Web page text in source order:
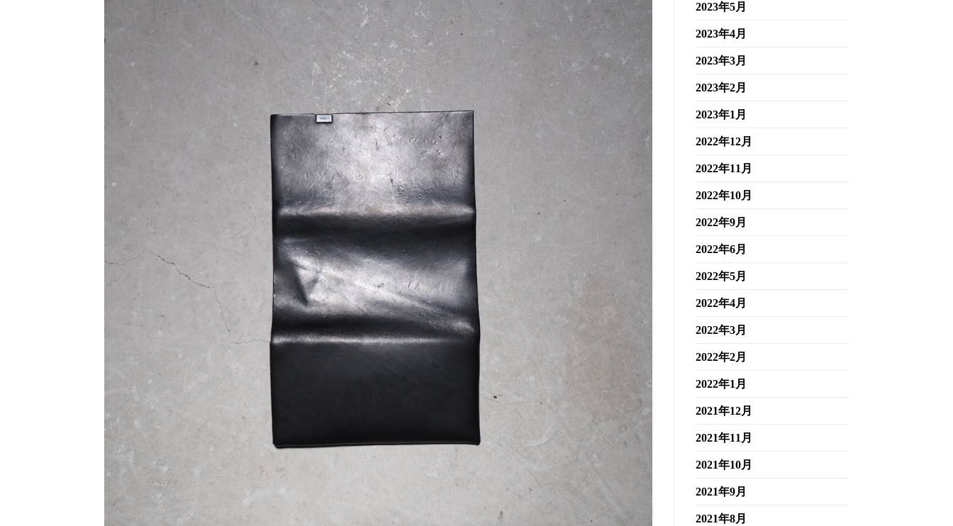
2023年5月
2023年4月
2023年3月
2023年2月
2023年1月
2022年12月
2022年11月
2022年10月
2022年9月
2022年6月
2022年5月
2022年4月
2022年3月
2022年2月
2022年1月
2021年12月
2021年11月
2021年10月
2021年9月
2021年8月